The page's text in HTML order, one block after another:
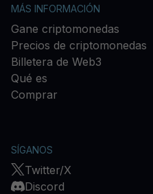
MÁS INFORMACIÓN
Gane criptomonedas
Precios de criptomonedas
Billetera de Web3
Qué es
Comprar
SÍGANOS
Twitter/X
Discord